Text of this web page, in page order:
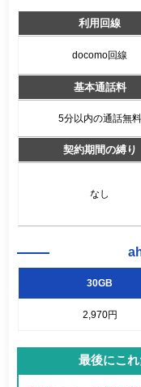
利用回線
docomo回線
基本通話料
5分以内の通話無料
契約期間の縛り
なし
30GB
2,970円
最後にこ